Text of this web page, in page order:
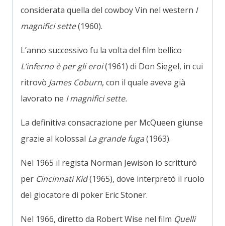
considerata quella del cowboy Vin nel western I
magnifici sette(1960).
L’anno successivo fu la volta del film bellico
L’inferno è per gli eroi(1961) di Don Siegel, in cui
ritrovò James Coburn, con il quale aveva già
lavorato ne I magnifici sette.
La definitiva consacrazione per McQueen giunse
grazie al kolossal La grande fuga(1963).
Nel 1965 il regista Norman Jewison lo scritturò
per Cincinnati Kid(1965), dove interpretò il ruolo
del giocatore di poker Eric Stoner.
Nel 1966, diretto da Robert Wise nel film Quelli